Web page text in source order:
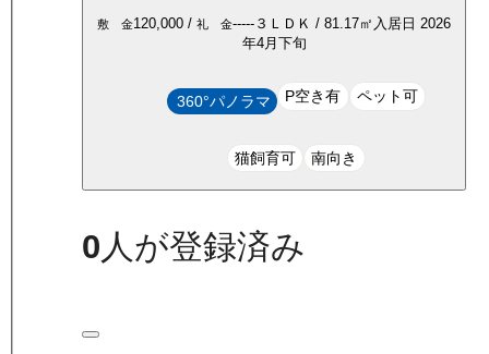
敷 金120,000 /礼 金----- ３ＬＤＫ /81.17㎡ 入居日 2026
年4月下旬
360°パノラマ P空き有 ペット可
猫飼育可 南向き
0 人が登録済み